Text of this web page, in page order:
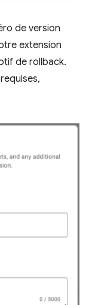
de version
extension
de rollback.